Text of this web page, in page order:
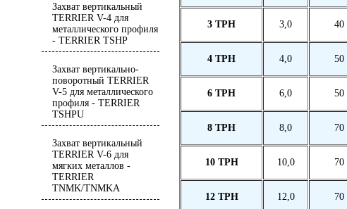
Захват вертикальный
TERRIER V-4 для
металлического профиля
- TERRIER TSHP
Захват вертикально-
поворотный TERRIER
V-5 для металлического
профиля - TERRIER
TSHPU
Захват вертикальный
TERRIER V-6 для
мягких металлов -
TERRIER
TNMK/TNMKA
3 TРH 3,0 40
4 TРH 4,0 50
6 TРH 6,0 50
8 TРH 8,0 70
10 TPH 10,0 70
12 TPH 12,0 70